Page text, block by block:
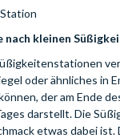
kleinen
oder ähnliches in
der am Ende
darstellt. Die
etwas dabei